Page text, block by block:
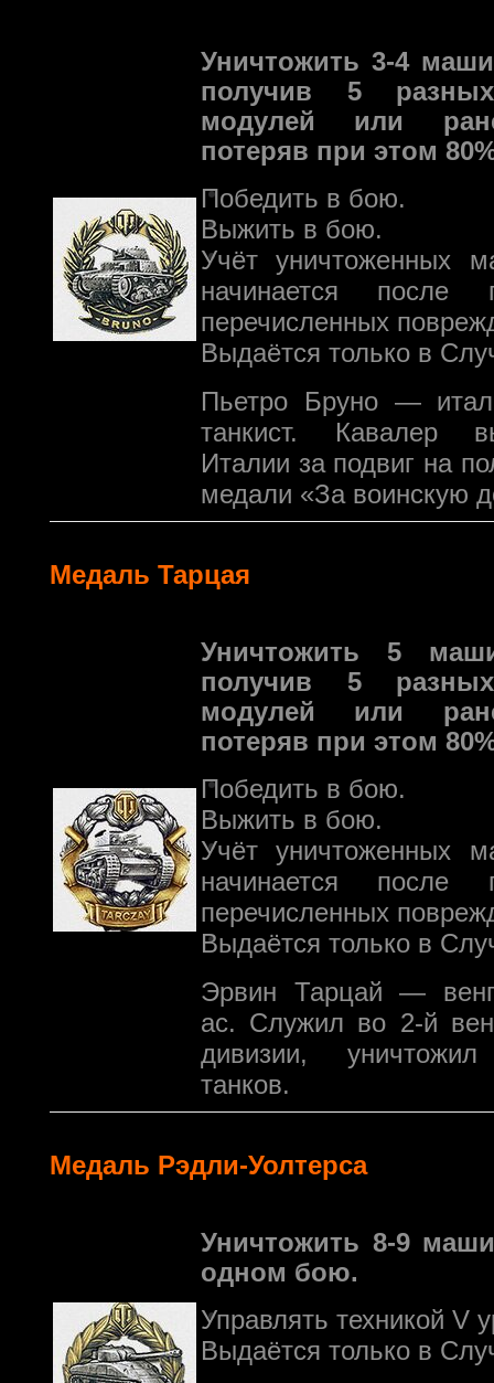
Уничтожить 3-4
получив 5
модулей или
потеряв при этом
Победить в бою.
Выжить в бою.
Учёт уничтоженных
начинается после
перечисленных
Выдаётся только в
Пьетро Бруно —
танкист. Кавалер
Италии за подвиг на
медали «За воинскую
Медаль Тарцая
Уничтожить 5
получив 5
модулей или
потеряв при этом
Победить в бою.
Выжить в бою.
Учёт уничтоженных
начинается после
перечисленных
Выдаётся только в
Эрвин Тарцай —
ас. Служил во 2-й
дивизии,
танков.
Медаль Рэдли-Уолтерса
Уничтожить 8-9
одном бою.
Управлять техникой V
Выдаётся только в